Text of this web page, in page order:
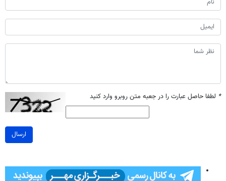
* لطفا حاصل عبارت را در جعبه متن روبرو وارد کنید
ارسال